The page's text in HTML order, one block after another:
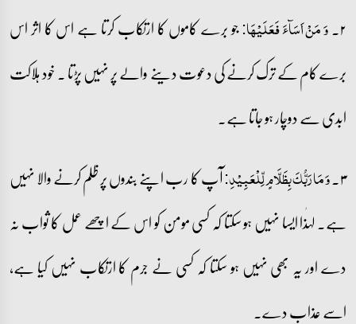
۲۔ وَ مَنۡ اَسَآءَ فَعَلَیۡہَا:جو برے کاموں کا ارتکاب کرتا ہے اس کا اثر اس
برے کام کے ترک کرنے کی دعوت دینے والے پر نہیں پڑتا ۔ خود ہلاکت
ابدی سے دوچار ہو جاتا ہے۔
۳۔ وَ مَا رَبُّکَ بِظَلَّامٍ لِّلۡعَبِیۡدِ:آپ کا رب اپنے بندوں پر ظلم کرنے والا نہیں
ہے۔ لہٰذا ایسا نہیں ہو سکتا کہ کسی مومن کو اس کے اچھے عمل کا ثواب نہ
دے اور یہ بھی نہیں ہو سکتا کہ کسی نے جرم کا ارتکاب نہیں کیا ہے،
اسے عذاب دے۔